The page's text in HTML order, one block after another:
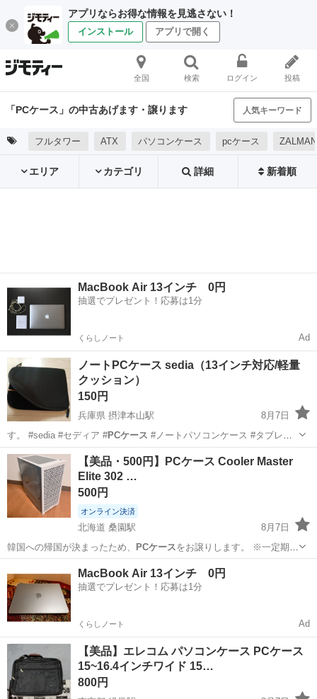
アプリならお得な情報を見逃さない！
インストール アプリで開く
全国 検索 ログイン 投稿
「PCケース」の中古あげます・譲ります 人気キーワード
フルタワー ATX パソコンケース pcケース ZALMAN
エリア カテゴリ 詳細 新着順
MacBook Air 13インチ 0円
抽選でプレゼント！応募は1分
くらしノート Ad
ノートPCケース sedia（13インチ対応/軽量
クッション）
150円
兵庫県 摂津本山駅
8月7日
す。 #sedia #セディア #PCケース #ノートパソコンケース #タブレ
ッ…
兵庫 神戸市 摂津本山駅 その他
【美品・500円】PCケース Cooler Master
Elite 302 …
500円
オンライン決済
北海道 桑園駅
8月7日
韓国への帰国が決まったため、
PCケースをお譲りします。 ※一定期間
買い手が…
PCパーツ
MacBook Air 13インチ 0円
抽選でプレゼント！応募は1分
くらしノート Ad
【美品】エレコム パソコンケース PCケース
15~16.4インチワイド 15…
800円